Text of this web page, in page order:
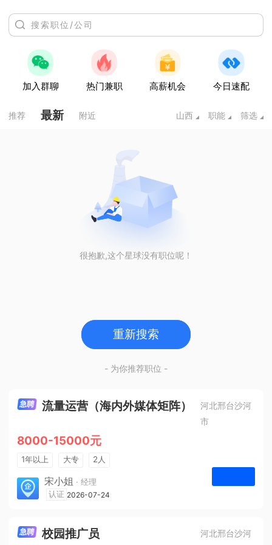
加入群聊 热门兼职 高薪机会 今日速配
推荐 最新 附近 山西 职能 筛选
很抱歉,这个星球没有职位呢！
重新搜索
- 为你推荐职位 -
流量运营（海内外媒体矩阵）
河北邢台沙河
市
8000-15000元
1年以上 大专
2人
法定节假日
宋小姐 · 经理
河北众杰网络科技有限公司
认证 2026-07-24
校园推广员
河北邢台沙河